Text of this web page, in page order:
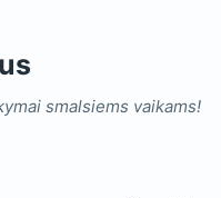
smalsiems vaikams!